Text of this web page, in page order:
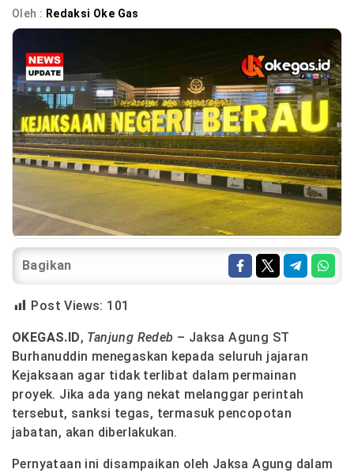
Oleh : Redaksi Oke Gas
Bagikan
Post Views: 101
OKEGAS.ID, Tanjung Redeb – Jaksa Agung ST
Burhanuddin menegaskan kepada seluruh jajaran
Kejaksaan agar tidak terlibat dalam permainan
proyek. Jika ada yang nekat melanggar perintah
tersebut, sanksi tegas, termasuk pencopotan
jabatan, akan diberlakukan.
Pernyataan ini disampaikan oleh Jaksa Agung dalam